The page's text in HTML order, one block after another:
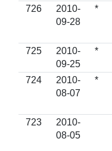
726
2010-
09-28
*
725
2010-
09-25
*
724
2010-
08-07
*
723
2010-
08-05